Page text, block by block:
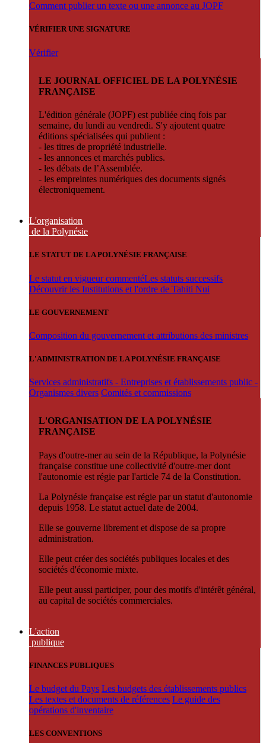
Comment publier un texte ou une annonce au JOPF
VÉRIFIER UNE SIGNATURE
Vérifier
LE JOURNAL OFFICIEL DE LA POLYNÉSIE
FRANÇAISE
L'édition générale (JOPF) est publiée cinq fois par
semaine, du lundi au vendredi. S'y ajoutent quatre
éditions spécialisées qui publient :
- les titres de propriété industrielle.
- les annonces et marchés publics.
- les débats de l’Assemblée.
- les empreintes numériques des documents signés
électroniquement.
L'organisation
de la Polynésie
LE STATUT DE LA POLYNÉSIE FRANÇAISE
Le statut en vigueur commentéLes statuts successifs
Découvrir les Institutions et l'ordre de Tahiti Nui
LE GOUVERNEMENT
Composition du gouvernement et attributions des ministres
L'ADMINISTRATION DE LA POLYNÉSIE FRANÇAISE
Services administratifs - Entreprises et établissements public -
Organismes divers Comités et commissions
L'ORGANISATION DE LA POLYNÉSIE
FRANÇAISE
Pays d'outre-mer au sein de la République, la Polynésie
française constitue une collectivité d'outre-mer dont
l'autonomie est régie par l'article 74 de la Constitution.
La Polynésie française est régie par un statut d'autonomie
depuis 1958. Le statut actuel date de 2004.
Elle se gouverne librement et dispose de sa propre
administration.
Elle peut créer des sociétés publiques locales et des
sociétés d'économie mixte.
Elle peut aussi participer, pour des motifs d'intérêt général,
au capital de sociétés commerciales.
L'action
publique
FINANCES PUBLIQUES
Le budget du Pays Les budgets des établissements publics
Les textes et documents de références Le guide des
opérations d'inventaire
LES CONVENTIONS